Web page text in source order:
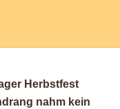
Herbstfest
nahm kein